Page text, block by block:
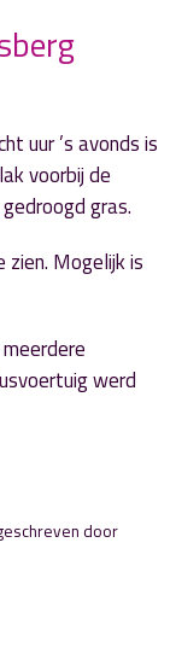
1 september
in de maak
uur ’s avonds is
voorbij de
gras.
Mogelijk is
werd
door